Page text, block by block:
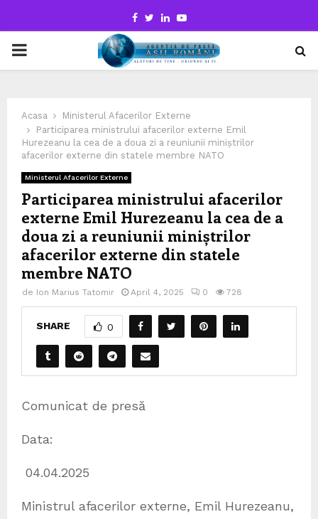
Facebook
TwitterLinkedinYoutube
PRIMARY
Acasa
Ministerul Afacerilor Externe
Participarea ministrului afacerilor externe Emil
Hurezeanu la cea de a doua zi a reuniunii miniștrilor
afacerilor externe din statele membre NATO
Ministerul Afacerilor Externe
Participarea ministrului afacerilor
externe Emil Hurezeanu la cea de a
doua zi a reuniunii miniștrilor
afacerilor externe din statele
membre NATO
de Ion Marius Tatomir April 4, 2025 0 728
SHARE 0
Comunicat de presă
Data:
04.04.2025
Ministrul afacerilor externe, Emil Hurezeanu,